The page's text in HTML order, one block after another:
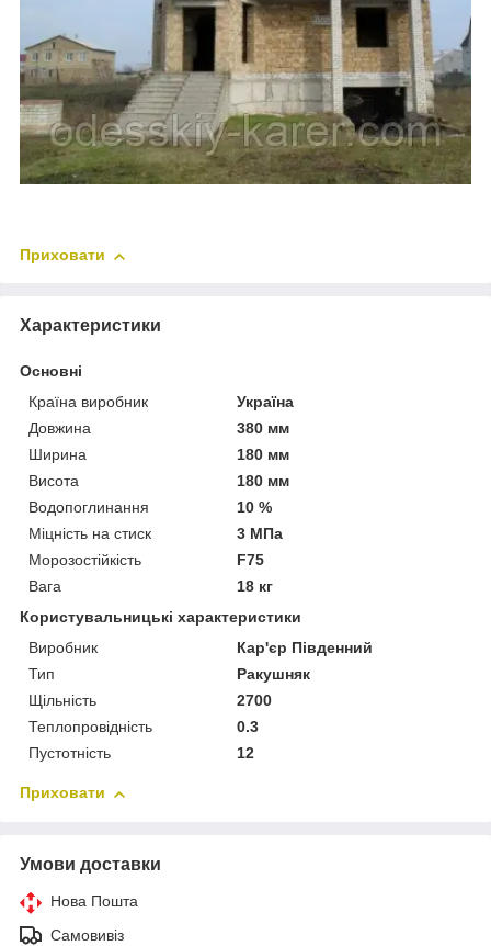
Приховати
Характеристики
Основні
Країна виробник
Україна
Довжина
380 мм
Ширина
180 мм
Висота
180 мм
Водопоглинання
10 %
Міцність на стиск
3 МПа
Морозостійкість
F75
Вага
18 кг
Користувальницькі характеристики
Виробник
Кар'єр Південний
Тип
Ракушняк
Щільність
2700
Теплопровідність
0.3
Пустотність
12
Приховати
Умови доставки
Нова Пошта
Самовивіз